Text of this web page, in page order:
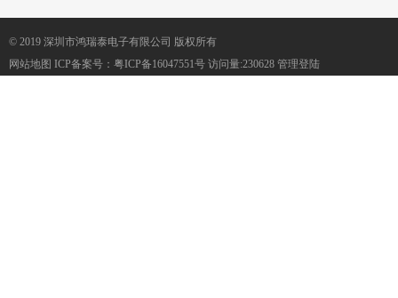
© 2019 深圳市鸿瑞泰电子有限公司 版权所有
网站地图 ICP备案号： 粤ICP备16047551号 访问量:230628 管理登陆